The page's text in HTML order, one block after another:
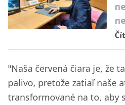
"Naša červená čiara je, že
palivo, pretože zatiaľ naše
transformované na to, aby